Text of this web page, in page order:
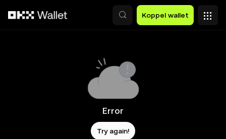
Koppel wallet
Error
Try again!